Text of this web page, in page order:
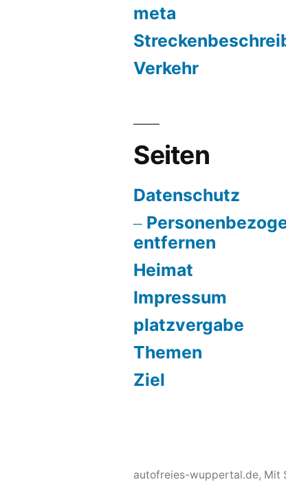
meta
Verkehr
Seiten
Datenschutz
entfernen
Heimat
Impressum
platzvergabe
Themen
Ziel
autofreies-wuppertal.de, Mit